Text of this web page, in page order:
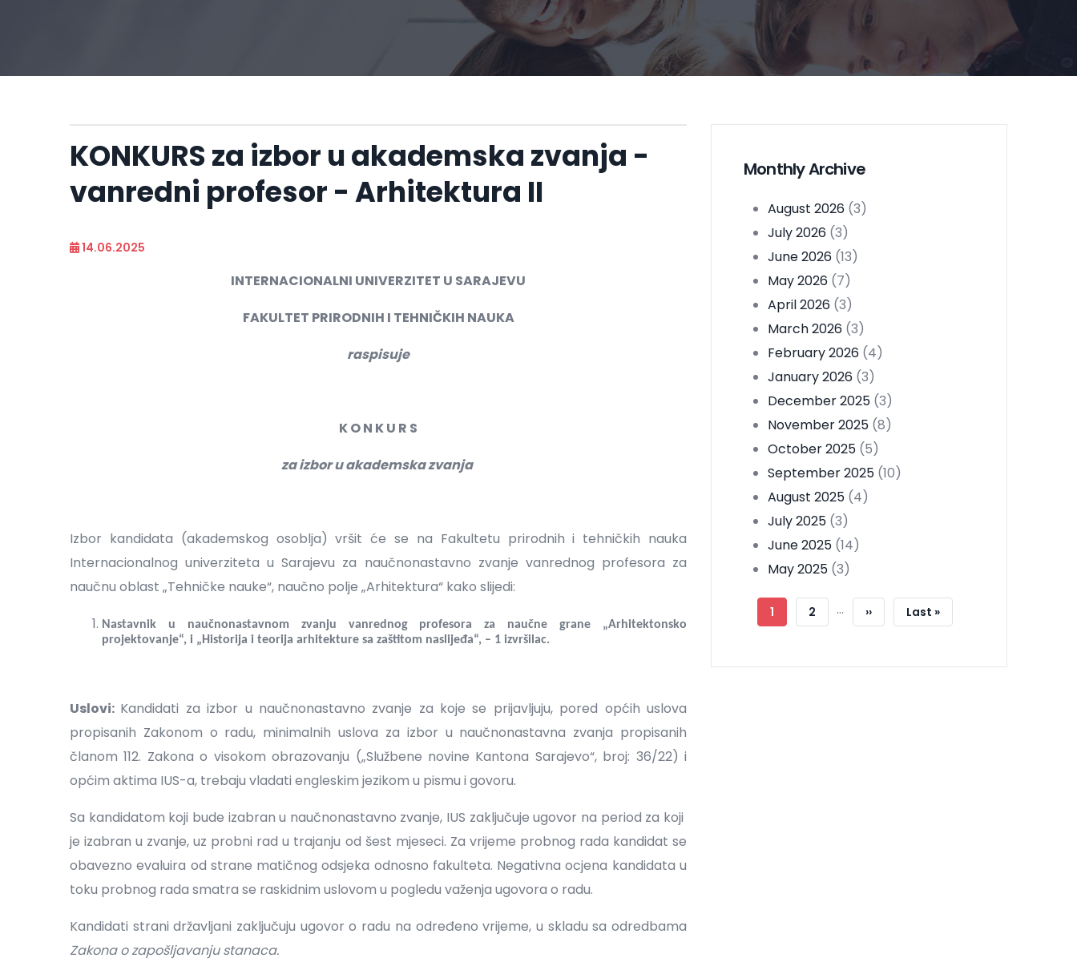
KONKURS za izbor u akademska zvanja -
vanredni profesor - Arhitektura II
14.06.2025
INTERNACIONALNI UNIVERZITET U SARAJEVU
FAKULTET PRIRODNIH I TEHNIČKIH NAUKA
raspisuje
K O N K U R S
za izbor u akademska zvanja
Izbor kandidata (akademskog osoblja) vršit će se na Fakultetu prirodnih i tehničkih nauka
Internacionalnog univerziteta u Sarajevu za naučnonastavno zvanje vanrednog profesora za
naučnu oblast „Tehničke nauke“, naučno polje „Arhitektura“ kako slijedi:
Nastavnik u naučnonastavnom zvanju vanrednog profesora za naučne grane „Arhitektonsko
projektovanje“, i „Historija i teorija arhitekture sa zaštitom naslijeđa“, – 1 izvršilac.
Uslovi: Kandidati za izbor u naučnonastavno zvanje za koje se prijavljuju, pored općih uslova
propisanih Zakonom o radu, minimalnih uslova za izbor u naučnonastavna zvanja propisanih
članom 112. Zakona o visokom obrazovanju („Službene novine Kantona Sarajevo“, broj: 36/22) i
općim aktima IUS-a, trebaju vladati engleskim jezikom u pismu i govoru.
Sa kandidatom koji bude izabran u naučnonastavno zvanje, IUS zaključuje ugovor na period za koji
je izabran u zvanje, uz probni rad u trajanju od šest mjeseci. Za vrijeme probnog rada kandidat se
obavezno evaluira od strane matičnog odsjeka odnosno fakulteta. Negativna ocjena kandidata u
toku probnog rada smatra se raskidnim uslovom u pogledu važenja ugovora o radu.
Kandidati strani državljani zaključuju ugovor o radu na određeno vrijeme, u skladu sa odredbama
Zakona o zapošljavanju stanaca.
Monthly Archive
August 2026 (3)
July 2026 (3)
June 2026 (13)
May 2026 (7)
April 2026 (3)
March 2026 (3)
February 2026 (4)
January 2026 (3)
December 2025 (3)
November 2025 (8)
October 2025 (5)
September 2025 (10)
August 2025 (4)
July 2025 (3)
June 2025 (14)
May 2025 (3)
Pagination
Current
1 Page
2 …
Next
››
Last
Last »